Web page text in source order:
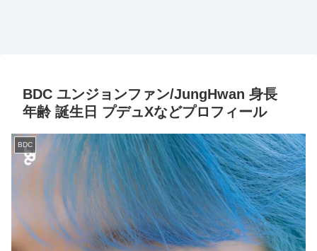
BDC ユンジョンファン/JungHwan 身長
年齢 誕生日 プデュXなどプロフィール
BDC